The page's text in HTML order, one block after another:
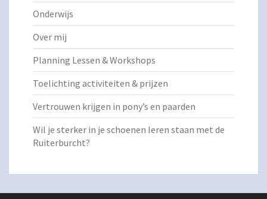
Onderwijs
Over mij
Planning Lessen & Workshops
Toelichting activiteiten & prijzen
Vertrouwen krijgen in pony’s en paarden
Wil je sterker in je schoenen leren staan met de
Ruiterburcht?